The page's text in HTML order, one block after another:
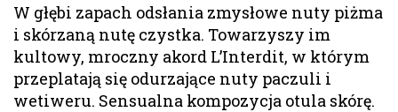
W głębi zapach odsłania zmysłowe nuty piżma
i skórzaną nutę czystka. Towarzyszy im
kultowy, mroczny akord L’Interdit, w którym
przeplatają się odurzające nuty paczuli i
wetiweru. Sensualna kompozycja otula skórę.